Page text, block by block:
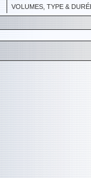
VOLUMES, TYPE &